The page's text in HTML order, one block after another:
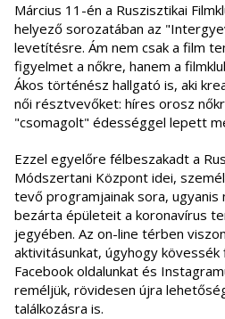
Március 11-én a Ruszisztikai
helyező sorozatában az
levetítésre. Ám nem csak a film
figyelmet a nőkre, hanem a
Ákos történész hallgató is, aki
női résztvevőket: híres orosz
"csomagolt" édességgel lepett
Ezzel egyelőre félbeszakadt a
Módszertani Központ idei,
tevő programjainak sora, ugyanis
bezárta épületeit a koronavírus
jegyében. Az on-line térben
aktivitásunkat, úgyhogy
Facebook oldalunkat és
reméljük, rövidesen újra
találkozásra is.